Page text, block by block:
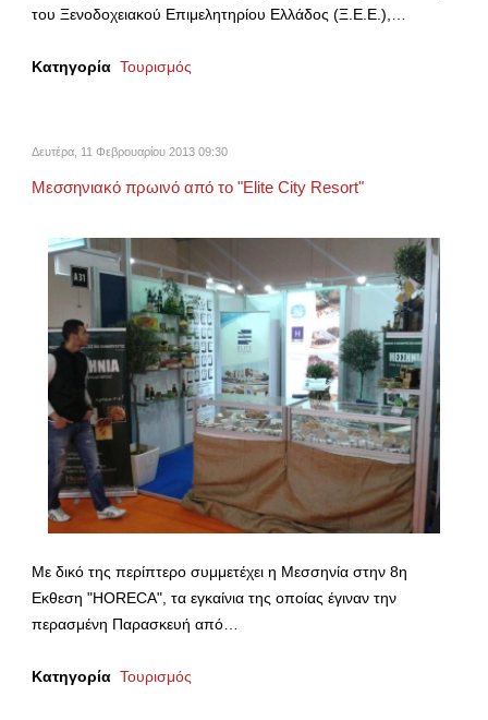
του Ξενοδοχειακού Επιμελητηρίου Ελλάδος (Ξ.Ε.Ε.),…
Κατηγορία Τουρισμός
Δευτέρα, 11 Φεβρουαρίου 2013 09:30
Μεσσηνιακό πρωινό από το "Elite City Resort"
Mε δικό της περίπτερο συμμετέχει η Μεσσηνία στην 8η
Εκθεση "HORECA", τα εγκαίνια της οποίας έγιναν την
περασμένη Παρασκευή από…
Κατηγορία Τουρισμός